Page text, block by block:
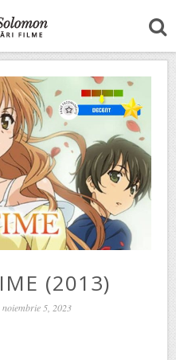
(2013)
noiembrie 5, 2023